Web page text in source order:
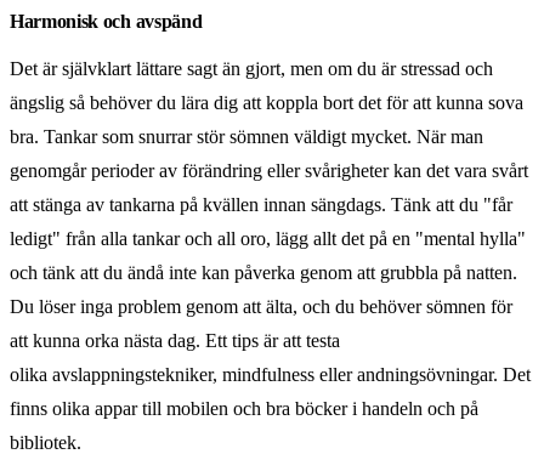
Harmonisk och avspänd
Det är självklart lättare sagt än gjort, men om du är stressad och
ängslig så behöver du lära dig att koppla bort det för att kunna sova
bra. Tankar som snurrar stör sömnen väldigt mycket. När man
genomgår perioder av förändring eller svårigheter kan det vara svårt
att stänga av tankarna på kvällen innan sängdags. Tänk att du "får
ledigt" från alla tankar och all oro, lägg allt det på en "mental hylla"
och tänk att du ändå inte kan påverka genom att grubbla på natten.
Du löser inga problem genom att älta, och du behöver sömnen för
att kunna orka nästa dag. Ett tips är att testa
olika avslappningstekniker, mindfulness eller andningsövningar. Det
finns olika appar till mobilen och bra böcker i handeln och på
bibliotek.